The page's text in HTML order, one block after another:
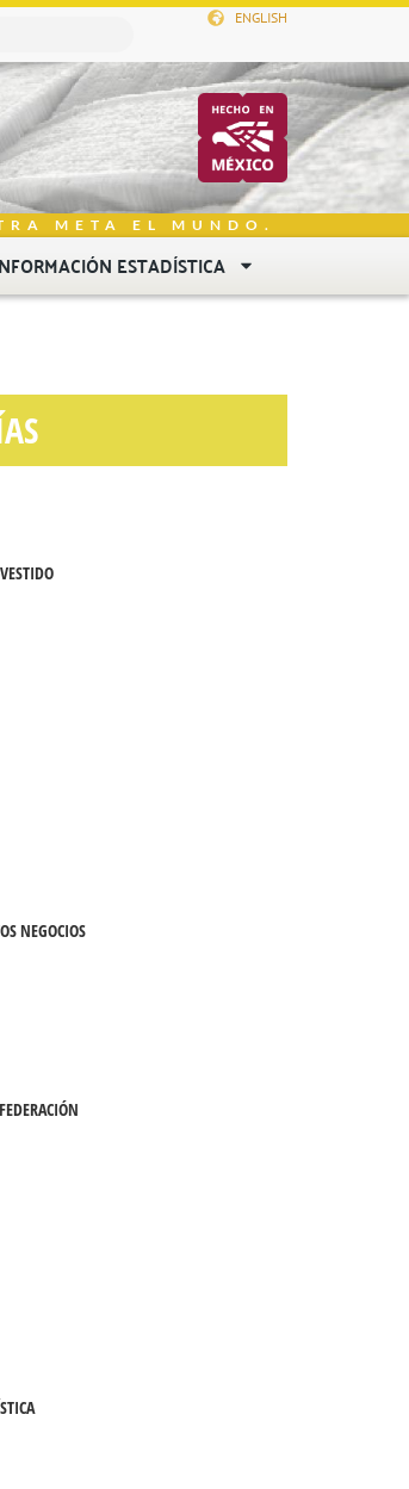
ENGLISH
META EL MUNDO.
ESTADÍSTICA
NEGOCIOS